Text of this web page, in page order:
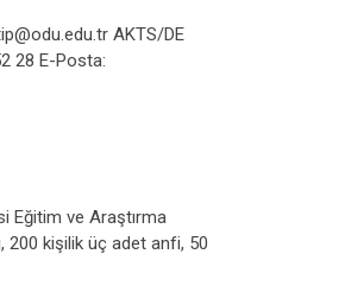
AKTS/DE
28 E-Posta:
Eğitim ve Araştırma
kişilik üç adet anfi, 50